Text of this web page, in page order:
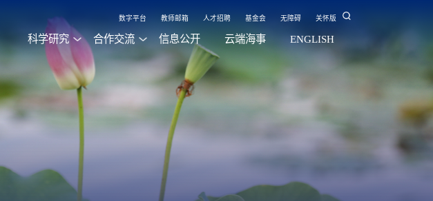
数字平台 教师邮箱 人才招聘 基金会 无障碍 关怀版
科学研究 合作交流 信息公开 云端海事 ENGLISH